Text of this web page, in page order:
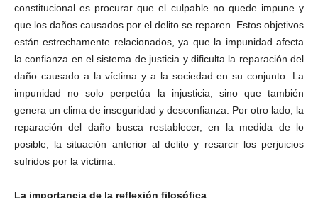
constitucional es procurar que el culpable no quede impune y
que los daños causados por el delito se reparen. Estos objetivos
están estrechamente relacionados, ya que la impunidad afecta
la confianza en el sistema de justicia y dificulta la reparación del
daño causado a la víctima y a la sociedad en su conjunto. La
impunidad no solo perpetúa la injusticia, sino que también
genera un clima de inseguridad y desconfianza. Por otro lado, la
reparación del daño busca restablecer, en la medida de lo
posible, la situación anterior al delito y resarcir los perjuicios
sufridos por la víctima.
La importancia de la reflexión filosófica